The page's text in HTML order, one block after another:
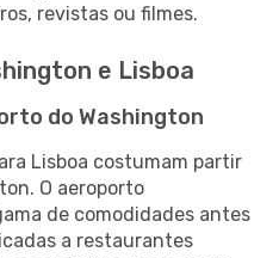
revistas ou filmes.
e Lisboa
do Washington
Lisboa costumam partir
O aeroporto
de comodidades antes
a restaurantes